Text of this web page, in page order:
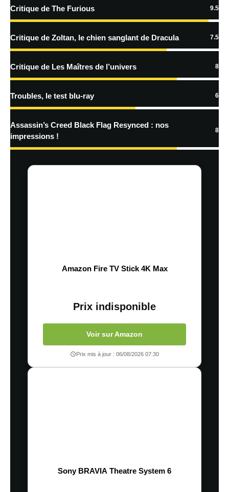
Critique de The Furious 9.5
Critique de Zoltan, le chien sanglant de Dracula 7.5
Critique de Les Maîtres de l’univers 8
Troubles, le test blu-ray 6
Assassin’s Creed Black Flag Resynced : nos
impressions !
8
Amazon Fire TV Stick 4K Max
Prix indisponible
Voir sur Amazon
Prix mis à jour : 06/08/2026 07:30
Sony BRAVIA Theatre System 6